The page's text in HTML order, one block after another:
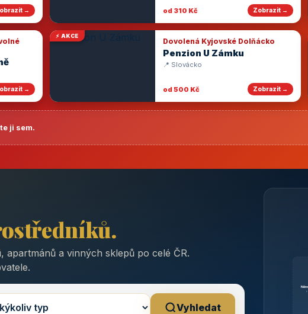
→ od 310 Kč Zobrazit →
→
⚡ AKCE
Dovolená Kyjovské Dolňácko
Penzion U Zámku
📍 Slovácko
od 500 Kč Zobrazit →
ji sem.
a vinných sklepů po celé ČR.
Vyhledat